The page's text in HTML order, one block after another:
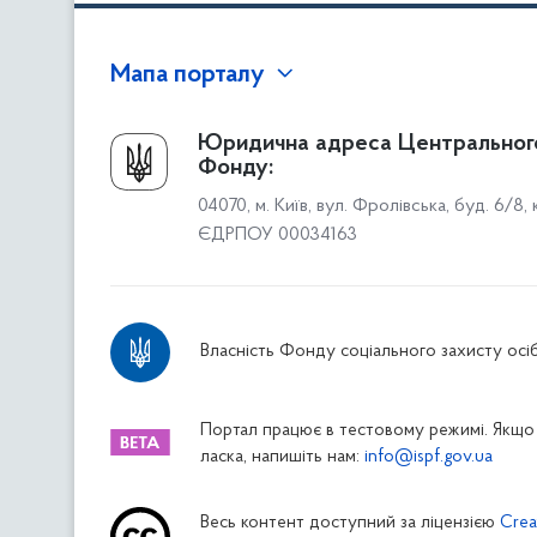
Мапа порталу
Про Фонд
Керівництво
Структура Фонду
Територіальні відділення
Дніпропетровське відділення
Житомирське відділення
Закарпатське відділення
Запорізьке відділення
Юридична адреса
Фонду:
04070, м. Київ, вул. Фролівська, буд. 6/8,
ЄДРПОУ 00034163
Власність Фонду соціального захисту
Портал працює в тестовому режимі.
ласка, напишіть нам: info@ispf.gov.ua
Весь контент доступний за ліцензією